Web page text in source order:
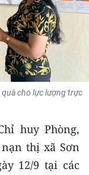
cho lực lượng trực
huy Phòng,
thị xã Sơn
12/9 tại các